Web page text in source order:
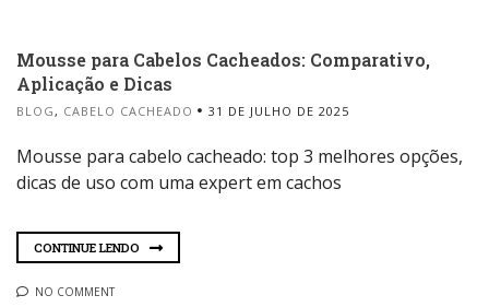
Mousse para Cabelos Cacheados: Comparativo,
Aplicação e Dicas
BLOG , CABELO CACHEADO 31 DE JULHO DE 2025
Mousse para cabelo cacheado: top 3 melhores opções,
dicas de uso com uma expert em cachos
CONTINUE LENDO
NO COMMENT